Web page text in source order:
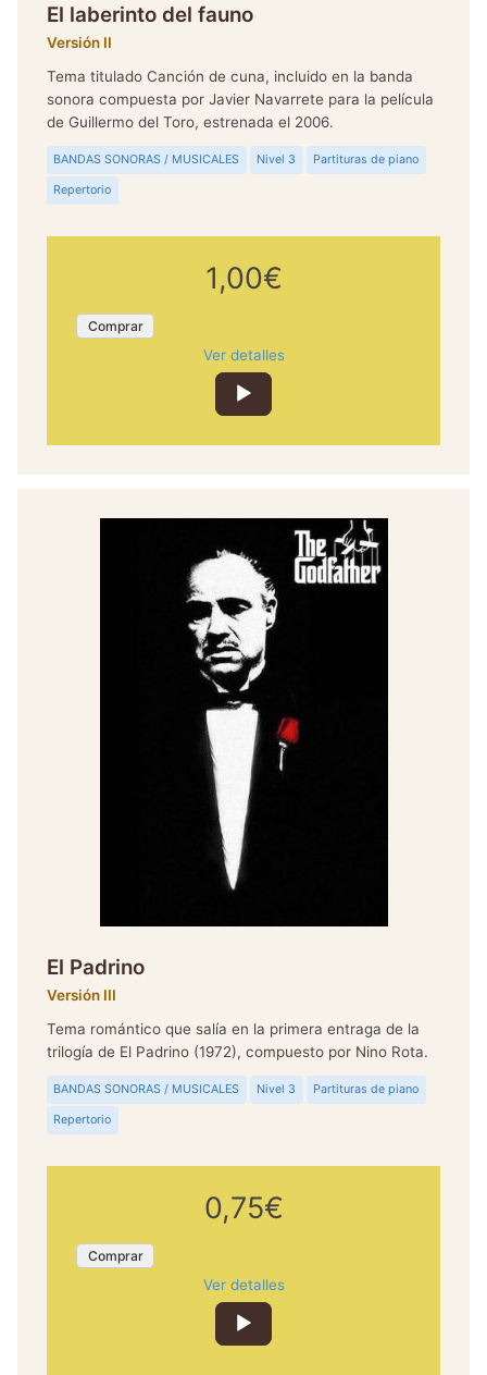
El laberinto del fauno
Versión II
Tema titulado Canción de cuna, incluido en la banda
sonora compuesta por Javier Navarrete para la película
de Guillermo del Toro, estrenada el 2006.
BANDAS SONORAS / MUSICALES Nivel 3 Partituras de piano
Repertorio
1,00€
Comprar
Ver detalles
Reproductor
de
audio
El Padrino
Versión III
Tema romántico que salía en la primera entraga de la
trilogía de El Padrino (1972), compuesto por Nino Rota.
BANDAS SONORAS / MUSICALES Nivel 3 Partituras de piano
Repertorio
0,75€
Comprar
Ver detalles
Reproductor
de
audio